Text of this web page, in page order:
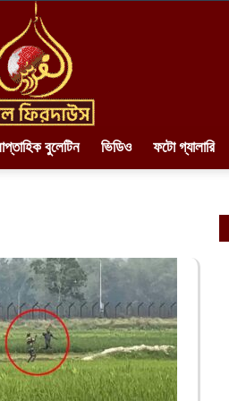
||
বুলেটিন ভিডিও ফটো গ্যালারি